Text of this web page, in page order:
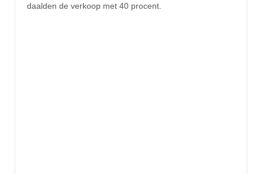
daalden de verkoop met 40 procent.